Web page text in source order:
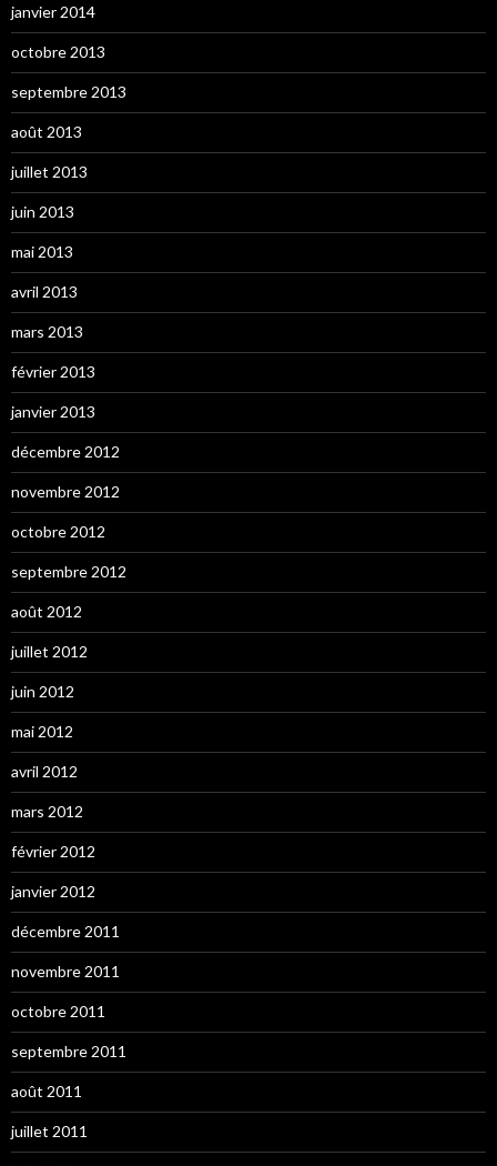
janvier 2014
octobre 2013
septembre 2013
août 2013
juillet 2013
juin 2013
mai 2013
avril 2013
mars 2013
février 2013
janvier 2013
décembre 2012
novembre 2012
octobre 2012
septembre 2012
août 2012
juillet 2012
juin 2012
mai 2012
avril 2012
mars 2012
février 2012
janvier 2012
décembre 2011
novembre 2011
octobre 2011
septembre 2011
août 2011
juillet 2011